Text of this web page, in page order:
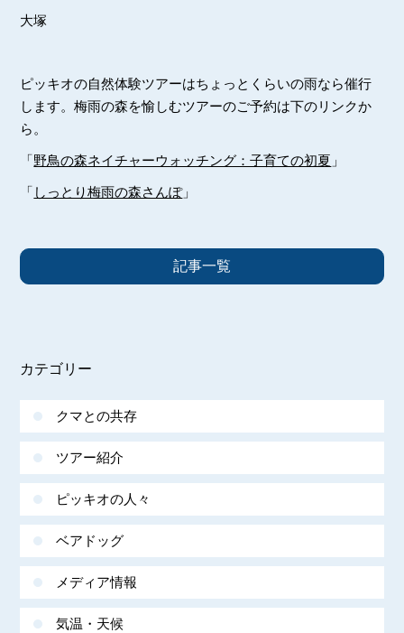
大塚
ピッキオの自然体験ツアーはちょっとくらいの雨なら催行
します。梅雨の森を愉しむツアーのご予約は下のリンクか
ら。
「野鳥の森ネイチャーウォッチング：子育ての初夏 」
「 しっとり梅雨の森さんぽ」
記事一覧
カテゴリー
クマとの共存
ツアー紹介
ピッキオの人々
ベアドッグ
メディア情報
気温・天候